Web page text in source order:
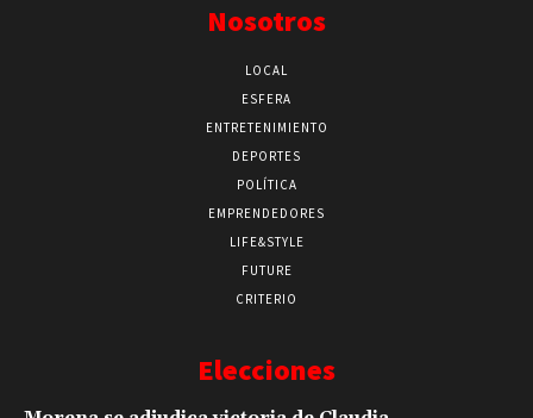
Nosotros
LOCAL
ESFERA
ENTRETENIMIENTO
DEPORTES
POLÍTICA
EMPRENDEDORES
LIFE&STYLE
FUTURE
CRITERIO
Elecciones